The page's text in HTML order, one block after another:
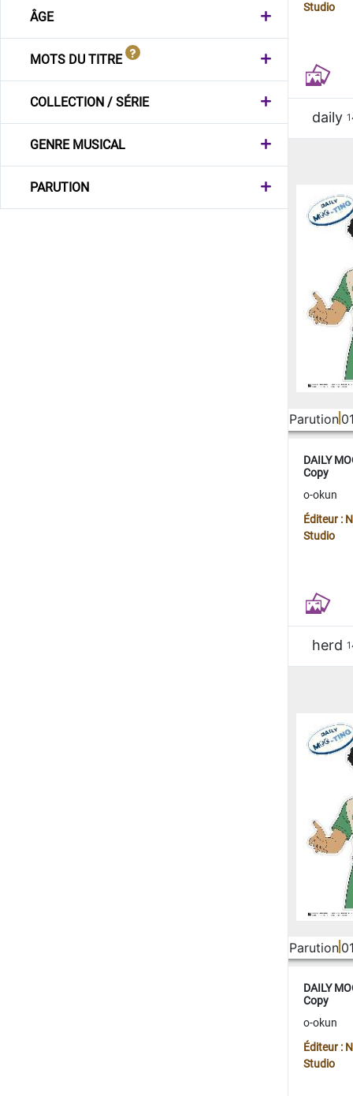
ÂGE
MOTS DU TITRE
COLLECTION / SÉRIE
GENRE MUSICAL
PARUTION
Studio
daily
Parution
DAILY
Copy
o-okun
Éditeur :
Studio
herd
Parution
DAILY
Copy
o-okun
Éditeur :
Studio